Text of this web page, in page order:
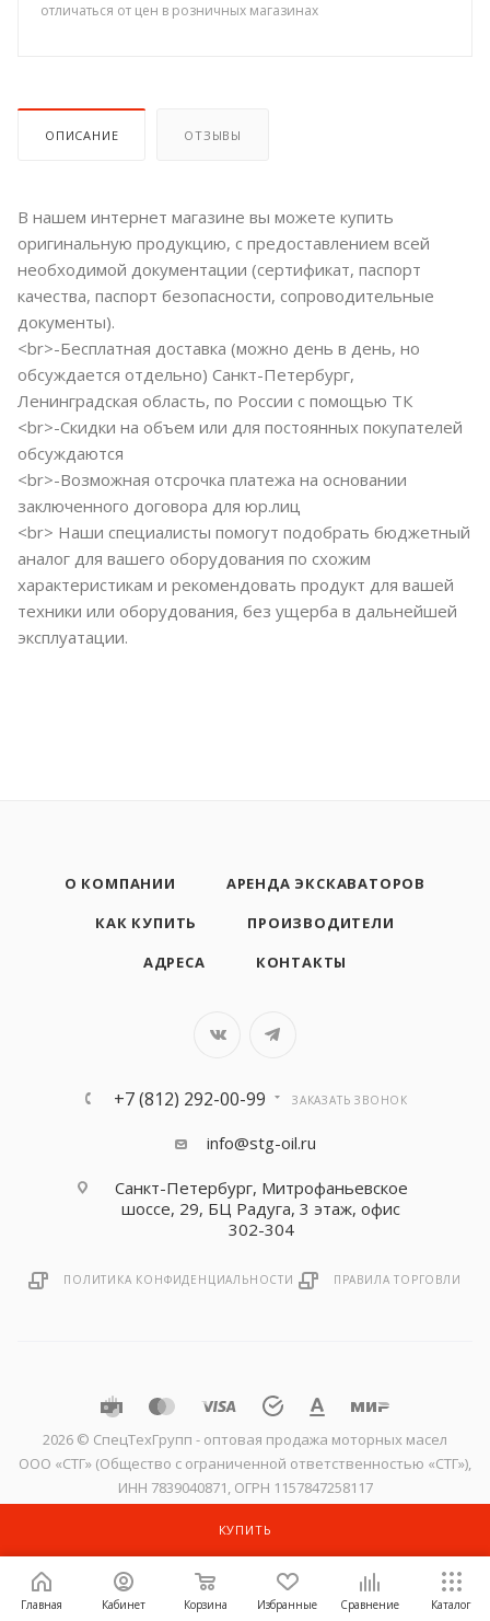
КУПИТЬ
отличаться от цен в розничных магазинах
ОПИСАНИЕ ОТЗЫВЫ
В нашем интернет магазине вы можете купить
оригинальную продукцию, с предоставлением всей
необходимой документации (сертификат, паспорт
качества, паспорт безопасности, сопроводительные
документы).
<br>-Бесплатная доставка (можно день в день, но
обсуждается отдельно) Санкт-Петербург,
Ленинградская область, по России с помощью ТК
<br>-Скидки на объем или для постоянных покупателей
обсуждаются
<br>-Возможная отсрочка платежа на основании
заключенного договора для юр.лиц
<br> Наши специалисты помогут подобрать бюджетный
аналог для вашего оборудования по схожим
характеристикам и рекомендовать продукт для вашей
техники или оборудования, без ущерба в дальнейшей
эксплуатации.
О КОМПАНИИ
АРЕНДА ЭКСКАВАТОРОВ
КАК КУПИТЬ
ПРОИЗВОДИТЕЛИ
АДРЕСА
КОНТАКТЫ
+7 (812) 292-00-99 ЗАКАЗАТЬ ЗВОНОК
info@stg-oil.ru
Санкт-Петербург, Митрофаньевское
шоссе, 29, БЦ Радуга, 3 этаж, офис
302-304
ПОЛИТИКА КОНФИДЕНЦИАЛЬНОСТИ ПРАВИЛА ТОРГОВЛИ
2026 © CпецТехГрупп - оптовая продажа моторных масел
ООО «СТГ» (Общество с ограниченной ответственностью «СТГ»),
ИНН 7839040871, ОГРН 1157847258117
Главная Кабинет Корзина Избранные Сравнение Каталог